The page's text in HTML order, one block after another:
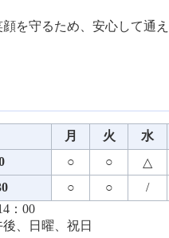
を守るため、安心して通
月 火 水
○ ○ △
○ ○ /
：00
、日曜、祝日